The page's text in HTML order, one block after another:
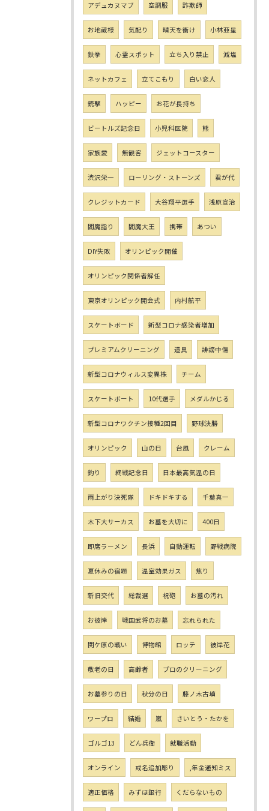
アデュカヌマブ 空調服 詐欺師
お地蔵様 気配り 晴天を衝け 小林亜星
鉄拳 心霊スポット 立ち入り禁止 減塩
ネットカフェ 立てこもり 白い恋人
銃撃 ハッピー お花が長持ち
ビートルズ記念日 小児科医院 熊
家族愛 無観客 ジェットコースター
渋沢栄一 ローリング・ストーンズ 君が代
クレジットカード 大谷翔平選手 浅原宣治
閻魔詣り 閻魔大王 携帯 あつい
DIY失敗 オリンピック開催
オリンピック関係者解任
東京オリンピック開会式 内村航平
スケートボード 新型コロナ感染者増加
プレミアムクリーニング 道具 誹謗中傷
新型コロナウィルス変異株 チーム
スケートボート 10代選手 メダルかじる
新型コロナワクチン接種2回目 野球決勝
オリンピック 山の日 台風 クレーム
釣り 終戦記念日 日本最高気温の日
雨上がり決死隊 ドキドキする 千葉真一
木下大サーカス お墓を大切に 400日
即席ラーメン 長浜 自動運転 野戦病院
夏休みの宿題 温室効果ガス 焦り
新旧交代 総裁選 祝砲 お墓の汚れ
お彼岸 戦国武将のお墓 忘れられた
関ケ原の戦い 博物館 ロッテ 彼岸花
敬老の日 高齢者 プロのクリーニング
お墓参りの日 秋分の日 藤ノ木古墳
ワープロ 結婚 嵐 さいとう・たかを
ゴルゴ13 どん兵衛 就職活動
オンライン 戒名追加彫り ,年金通知ミス
適正価格 みずほ銀行 くだらないもの